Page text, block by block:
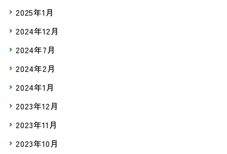
2025年1月
2024年12月
2024年7月
2024年2月
2024年1月
2023年12月
2023年11月
2023年10月